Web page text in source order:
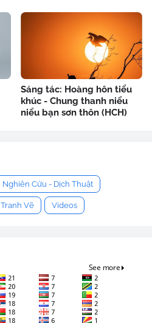
Sáng tác: Hoàng hôn tiểu
khúc - Chung thanh niểu
niểu bạn sơn thôn (HCH)
Nghiên Cứu - Dịch Thuật
Tranh Vẽ Videos